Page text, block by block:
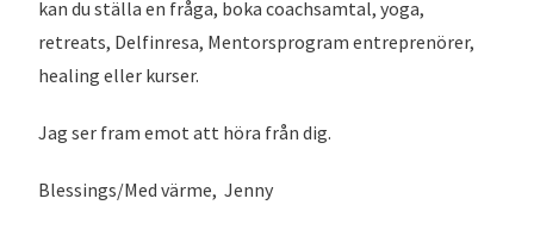
kan du ställa en fråga, boka coachsamtal, yoga,
retreats, Delfinresa, Mentorsprogram entreprenörer,
healing eller kurser.
Jag ser fram emot att höra från dig.
Blessings/Med värme, Jenny